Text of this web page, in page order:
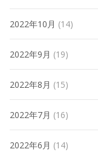
2022年10月 (14)
2022年9月 (19)
2022年8月 (15)
2022年7月 (16)
2022年6月 (14)